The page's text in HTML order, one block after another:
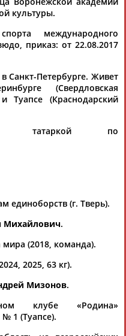
документов
в китайском Циндао
турнира Мировой
Кубка
Большого шлема по
Мухина (обе - до 57 кг),
СТАДИОН)
культуры.
международного
приказ: от 22.08.2017
Санкт-Петербурге. Живет
(Свердловская
Туапсе (Краснодарский
татаркой по
(г. Тверь).
Михайлович.
(2018, команда).
2025, 63 кг).
Мизонов.
клубе «Родина»
1 (Туапсе).